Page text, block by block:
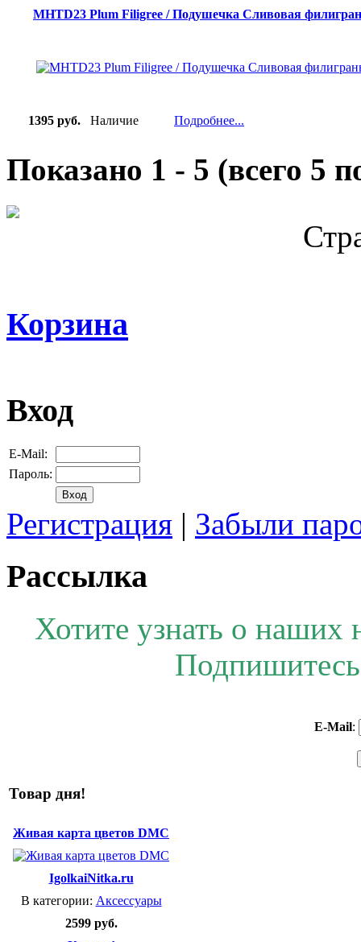
MHTD23 Plum Filigree / Подушечка Сливовая
1395 руб. Наличие Подробнее...
Показано 1 - 5 (всего 5
Корзина
Вход
E-Mail:
Пароль:
Регистрация | Забыли
Рассылка
Хотите узнать о наших
E-Mail:
Товар дня!
Живая карта цветов DMC
IgolkaiNitka.ru
В категории: Аксессуары
2599 руб.